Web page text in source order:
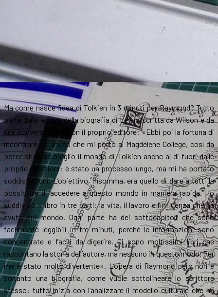
Ma come nasce l’idea di Tolkien in 3 minuti per Raymond? Tutto
parte dalla lettura della biografia di Lewis scritta da Wilson e da
una conversazione con il proprio editore: «Ebbi poi la fortuna di
incontrare un amico che mi portò al Magdelene College, così da
poter studiare meglio il mondo di Tolkien anche al di fuori dalle
proprie creazioni: è stato un processo lungo, ma mi ha portato
soddisfazioni. L’obiettivo, insomma, era quello di dare a tutti la
possibilità di accedere a questo mondo in maniera rapida. Ho
suddiviso il libro in tre parti: la vita, il lavoro e l’influenza che ha
avuto sul mondo. Ogni parte ha dei sottocapitoli che sono
facilmente leggibili in tre minuti, perché le informazioni sono
concentrate e facili da digerire. Ci sono moltissimi libri che
raccontano la storia dell’autore, ma nessuno in questo modo. Per
me è stato molto divertente». L’opera di Raymond però non è
soltanto una biografia, come vuole sottolineare lo scrittore
stesso: tutto inizia con l’analizzare il modello culturale che ha